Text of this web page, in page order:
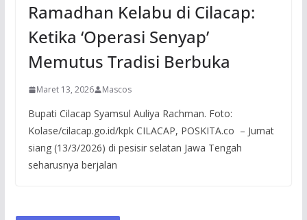
Ramadhan Kelabu di Cilacap:
Ketika ‘Operasi Senyap’
Memutus Tradisi Berbuka
Maret 13, 2026 Mascos
Bupati Cilacap Syamsul Auliya Rachman. Foto:
Kolase/cilacap.go.id/kpk CILACAP, POSKITA.co – Jumat
siang (13/3/2026) di pesisir selatan Jawa Tengah
seharusnya berjalan